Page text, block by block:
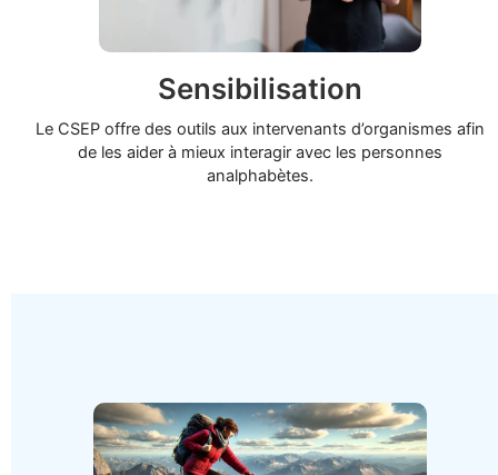
Sensibilisation
Le CSEP offre des outils aux intervenants d’organismes afin
de les aider à mieux interagir avec les personnes
analphabètes.